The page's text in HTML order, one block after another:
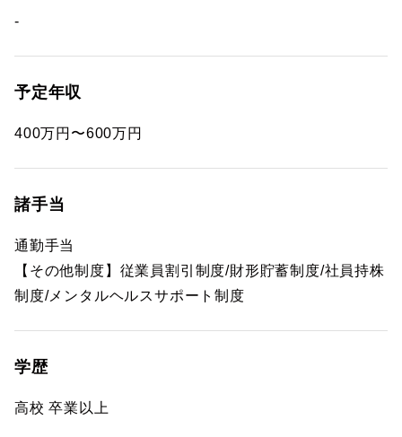
-
予定年収
400万円〜600万円
諸手当
通勤手当
【その他制度】従業員割引制度/財形貯蓄制度/社員持株
制度/メンタルヘルスサポート制度
学歴
高校 卒業以上